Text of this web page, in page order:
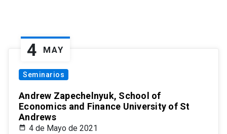
4 MAY
Seminarios
Andrew Zapechelnyuk, School of
Economics and Finance University of St
Andrews
4 de Mayo de 2021